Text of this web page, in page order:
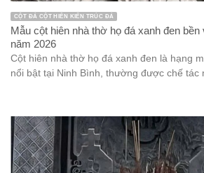
CỘT ĐÁ CỘT HIÊN KIẾN TRÚC ĐÁ
Mẫu cột hiên nhà thờ họ đá xanh đen
năm 2026
Cột hiên nhà thờ họ đá xanh đen là hạng
nổi bật tại Ninh Bình, thường được chế tác